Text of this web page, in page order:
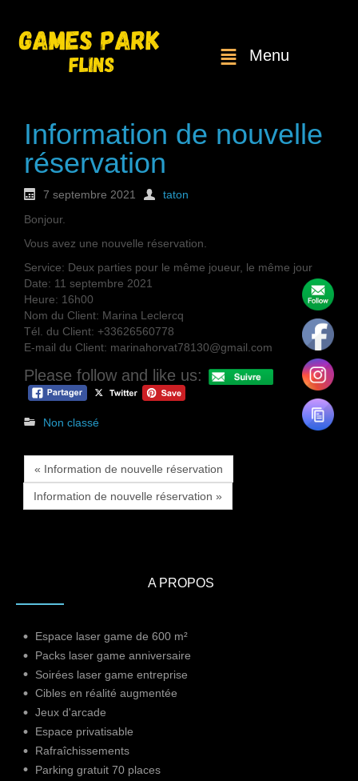
Menu
Information de nouvelle
réservation
7 septembre 2021
taton
Bonjour.
Vous avez une nouvelle réservation.
Service: Deux parties pour le même joueur, le même jour
Date: 11 septembre 2021
Heure: 16h00
Nom du Client: Marina Leclercq
Tél. du Client: +33626560778
E-mail du Client: marinahorvat78130@gmail.com
Please follow and like us:
Non classé
« Information de nouvelle réservation
Information de nouvelle réservation »
A PROPOS
Espace laser game de 600 m²
Packs laser game anniversaire
Soirées laser game entreprise
Cibles en réalité augmentée
Jeux d'arcade
Espace privatisable
Rafraîchissements
Parking gratuit 70 places